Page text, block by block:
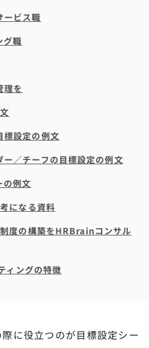
ービス職
グ職
理を
標設定の例文
ー／チーフの目標設定の例文
の例文
になる資料
度の構築をHRBrainコンサル
ィングの特徴
に役立つのが目標設定シー